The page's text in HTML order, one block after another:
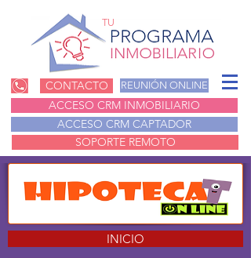
TU
CONTACTO REUNIÓN ONLINE
ACCESO CRM INMOBILIARIO
ACCESO CRM CAPTADOR
SOPORTE REMOTO
INICIO